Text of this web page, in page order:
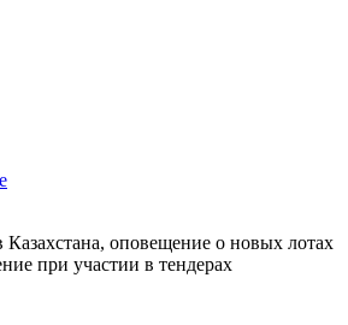
оповещение о новых лотах
при участии в тендерах